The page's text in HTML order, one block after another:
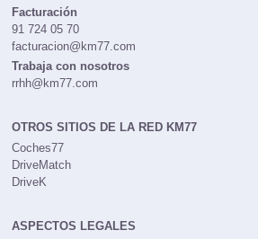
Facturación
91 724 05 70
facturacion@km77.com
Trabaja con nosotros
rrhh@km77.com
OTROS SITIOS DE LA RED KM77
Coches77
DriveMatch
DriveK
ASPECTOS LEGALES